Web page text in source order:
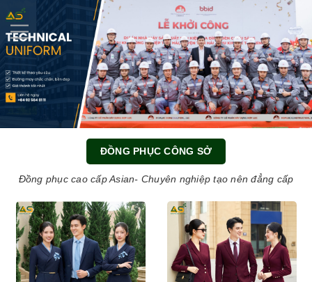
ĐỒNG PHỤC CÔNG SỞ
Đồng phục cao cấp Asian- Chuyên nghiệp tạo nên đẳng cấp